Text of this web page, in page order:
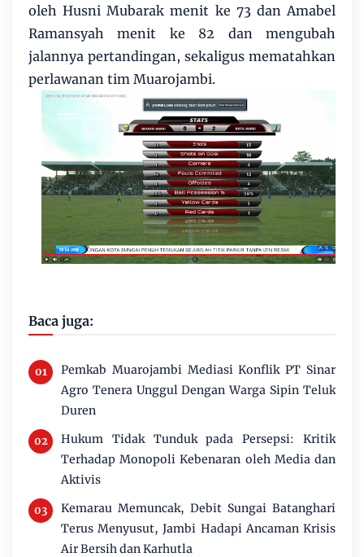
oleh Husni Mubarak menit ke 73 dan Amabel
Ramansyah menit ke 82 dan mengubah
jalannya pertandingan, sekaligus mematahkan
perlawanan tim Muarojambi.
Baca juga:
Pemkab Muarojambi Mediasi Konflik PT Sinar
Agro Tenera Unggul Dengan Warga Sipin Teluk
Duren
Hukum Tidak Tunduk pada Persepsi: Kritik
Terhadap Monopoli Kebenaran oleh Media dan
Aktivis
Kemarau Memuncak, Debit Sungai Batanghari
Terus Menyusut, Jambi Hadapi Ancaman Krisis
Air Bersih dan Karhutla